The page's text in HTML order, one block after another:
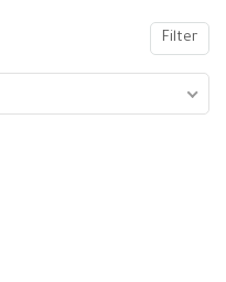
Filter